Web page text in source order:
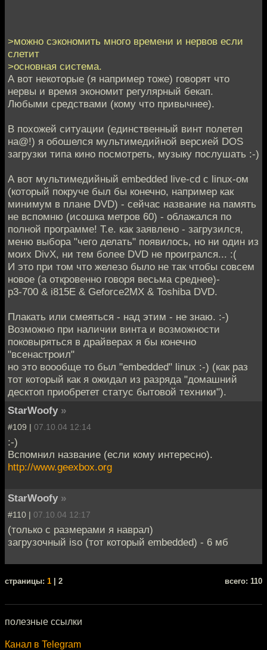
>можно сэкономить много времени и нервов если
слетит
>основная система.
А вот некоторые (я например тоже) говорят что
нервы и время экономит регулярный бекап.
Любыми средствами (кому что привычнее).
В похожей ситуации (единственный винт полетел
на@!) я обошелся мультимедийной версией DOS
загрузки типа кино посмотреть, музыку послушать :-)
А вот мультимедийный embedded live-cd с linux-ом
(который покруче был бы конечно, например как
минимум в плане DVD) - сейчас название на память
не вспомню (исошка метров 60) - облажался по
полной программе! Т.е. как заявлено - загрузился,
меню выбора "чего делать" появилось, но ни один из
моих DivX, ни тем более DVD не проигрался... :(
И это при том что железо было не так чтобы совсем
новое (а откровенно говоря весьма среднее)-
p3-700 & i815E & Geforce2MX & Toshiba DVD.
Плакать или смеяться - над этим - не знаю. :-)
Возможно при наличии винта и возможности
поковыряться в драйверах я бы конечно
"всенастроил"
но это воообще то был "embedded" linux :-) (как раз
тот который как я ожидал из разряда "домашний
десктоп приобретет статус бытовой техники").
StarWoofy »
#109 | 07.10.04 12:14
:-)
Вспомнил название (если кому интересно).
http://www.geexbox.org
StarWoofy »
#110 | 07.10.04 12:17
(только с размерами я наврал)
загрузочный iso (тот который embedded) - 6 мб
cтраницы: 1 | 2 всего: 110
полезные ссылки
Канал в Telegram